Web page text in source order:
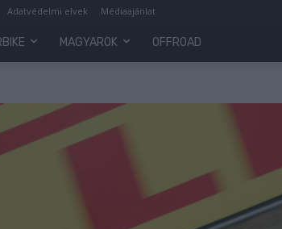
Adatvédelmi elvek Médiaajánlat
MAGYAROK OFFROAD